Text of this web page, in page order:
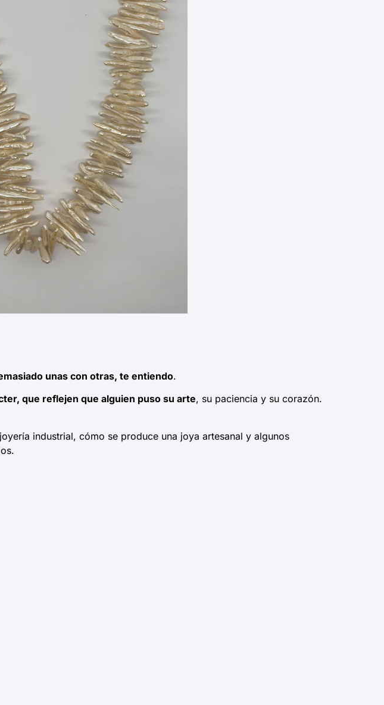
unas con otras, te entiendo.
que reflejen que alguien puso su arte, su paciencia y su corazón.
industrial, cómo se produce una joya artesanal y algunos